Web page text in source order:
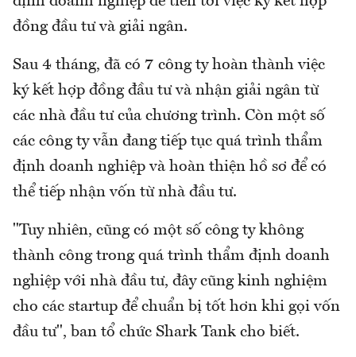
đồng đầu tư và giải ngân.
Sau 4 tháng, đã có 7 công ty hoàn thành việc
ký kết hợp đồng đầu tư và nhận giải ngân từ
các nhà đầu tư của chương trình. Còn một số
các công ty vẫn đang tiếp tục quá trình thẩm
định doanh nghiệp và hoàn thiện hồ sơ để có
thể tiếp nhận vốn từ nhà đầu tư.
"Tuy nhiên, cũng có một số công ty không
thành công trong quá trình thẩm định doanh
nghiệp với nhà đầu tư, đây cũng kinh nghiệm
cho các startup để chuẩn bị tốt hơn khi gọi vốn
đầu tư", ban tổ chức Shark Tank cho biết.